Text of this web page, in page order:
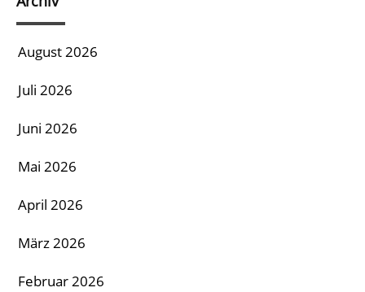
August 2026
Juli 2026
Juni 2026
Mai 2026
April 2026
März 2026
Februar 2026